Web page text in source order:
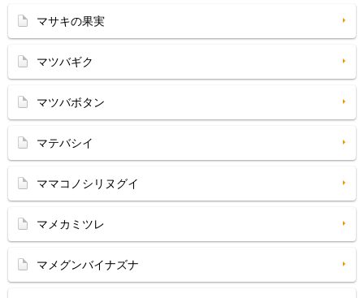
マサキの果実
マツバギク
マツバボタン
マテバシイ
ママコノシリヌグイ
マメカミツレ
マメグンバイナズナ